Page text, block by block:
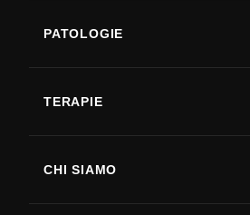
PATOLOGIE
Malattia di Parkinson
Artrite
TERAPIE
CHI SIAMO